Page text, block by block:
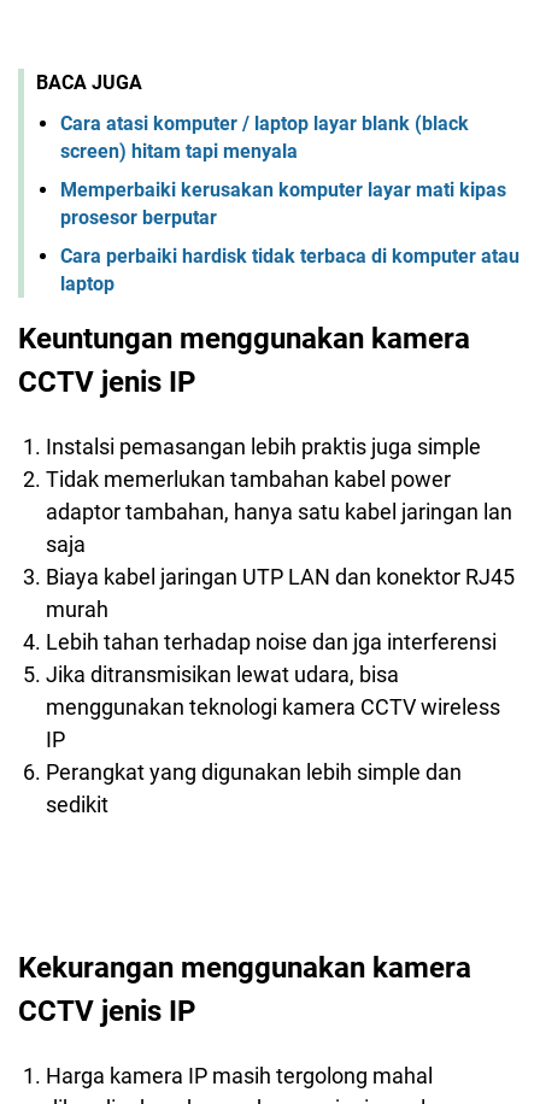
BACA JUGA
Cara atasi komputer / laptop layar blank (black
screen) hitam tapi menyala
Memperbaiki kerusakan komputer layar mati kipas
prosesor berputar
Cara perbaiki hardisk tidak terbaca di komputer atau
laptop
Keuntungan menggunakan kamera
CCTV jenis IP
Instalsi pemasangan lebih praktis juga simple
Tidak memerlukan tambahan kabel power
adaptor tambahan, hanya satu kabel jaringan lan
saja
Biaya kabel jaringan UTP LAN dan konektor RJ45
murah
Lebih tahan terhadap noise dan jga interferensi
Jika ditransmisikan lewat udara, bisa
menggunakan teknologi kamera CCTV wireless
IP
Perangkat yang digunakan lebih simple dan
sedikit
Kekurangan menggunakan kamera
CCTV jenis IP
Harga kamera IP masih tergolong mahal